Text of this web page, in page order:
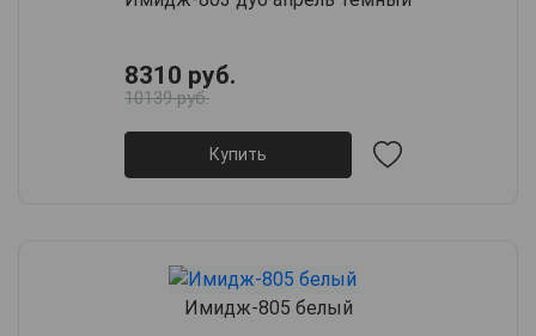
8310 руб.
10139 руб.
Купить
Имидж-805 белый